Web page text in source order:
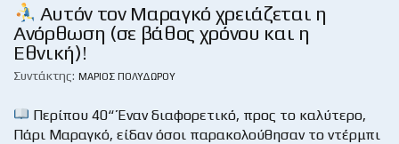
Αυτόν τον Μαραγκό χρειάζεται η
Ανόρθωση (σε βάθος χρόνου και η
Εθνική)!
Συντάκτης: ΜΆΡΙΟΣ ΠΟΛΥΔΏΡΟΥ
Περίπου 40“ Έναν διαφορετικό, προς το καλύτερο,
Πάρι Μαραγκό, είδαν όσοι παρακολούθησαν το ντέρμπι